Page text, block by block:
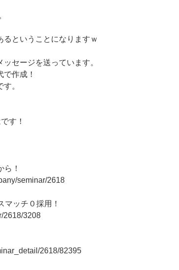
ということになりますｗ
セージを送っています。
作成！
。
す！
！
seminar/2618
マッチ０採用！
2618/3208
2618/82395